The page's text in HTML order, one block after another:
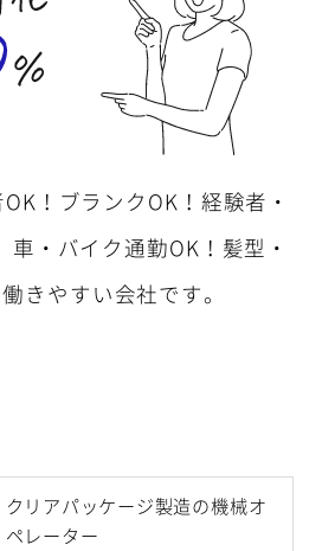
！ブランクOK！経験者・
車・バイク通勤OK！髪型・
きやすい会社です。
クリアパッケージ製造の機械オ
ペレーター